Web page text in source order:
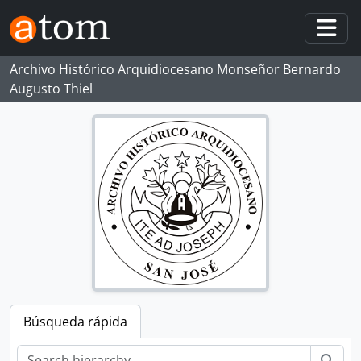
Skip to main content
Archivo Histórico Arquidiocesano Monseñor Bernardo
Augusto Thiel
Búsqueda rápida